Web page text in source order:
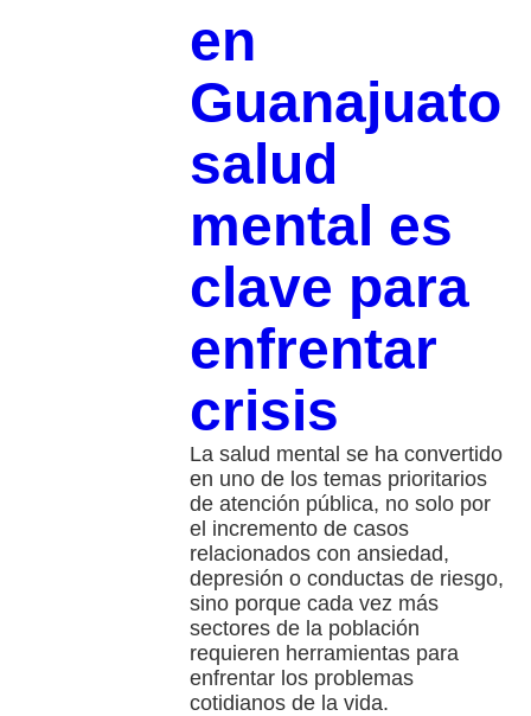
en
Guanajuato
salud
mental es
clave para
enfrentar
crisis
La salud mental se ha convertido
en uno de los temas prioritarios
de atención pública, no solo por
el incremento de casos
relacionados con ansiedad,
depresión o conductas de riesgo,
sino porque cada vez más
sectores de la población
requieren herramientas para
enfrentar los problemas
cotidianos de la vida.